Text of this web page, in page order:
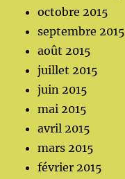
octobre 2015
septembre 2015
août 2015
juillet 2015
juin 2015
mai 2015
avril 2015
mars 2015
février 2015